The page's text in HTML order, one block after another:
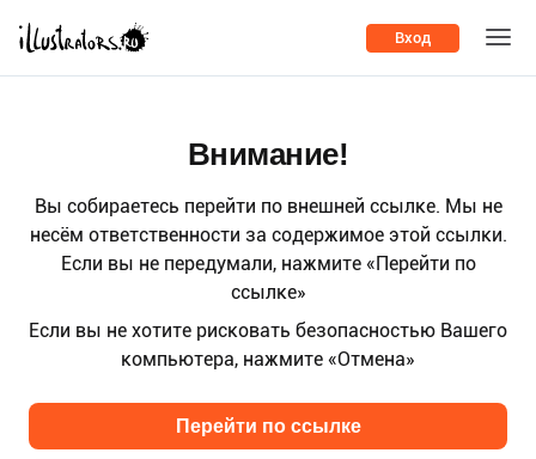
Вход
Внимание!
Вы собираетесь перейти по внешней ссылке. Мы не
несём ответственности за содержимое этой ссылки.
Если вы не передумали, нажмите «Перейти по
ссылке»
Если вы не хотите рисковать безопасностью Вашего
компьютера, нажмите «Отмена»
Перейти по ссылке